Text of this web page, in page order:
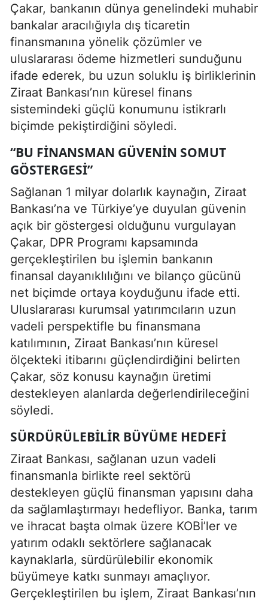
Çakar, bankanın dünya genelindeki muhabir
bankalar aracılığıyla dış ticaretin
finansmanına yönelik çözümler ve
uluslararası ödeme hizmetleri sunduğunu
ifade ederek, bu uzun soluklu iş birliklerinin
Ziraat Bankası’nın küresel finans
sistemindeki güçlü konumunu istikrarlı
biçimde pekiştirdiğini söyledi.
“BU FINANSMAN GÜVENIN SOMUT
GÖSTERGESI”
Sağlanan 1 milyar dolarlık kaynağın, Ziraat
Bankası’na ve Türkiye’ye duyulan güvenin
açık bir göstergesi olduğunu vurgulayan
Çakar, DPR Programı kapsamında
gerçekleştirilen bu işlemin bankanın
finansal dayanıklılığını ve bilanço gücünü
net biçimde ortaya koyduğunu ifade etti.
Uluslararası kurumsal yatırımcıların uzun
vadeli perspektifle bu finansmana
katılımının, Ziraat Bankası’nın küresel
ölçekteki itibarını güçlendirdiğini belirten
Çakar, söz konusu kaynağın üretimi
destekleyen alanlarda değerlendirileceğini
söyledi.
SÜRDÜRÜLEBILIR BÜYÜME HEDEFI
Ziraat Bankası, sağlanan uzun vadeli
finansmanla birlikte reel sektörü
destekleyen güçlü finansman yapısını daha
da sağlamlaştırmayı hedefliyor. Banka, tarım
ve ihracat başta olmak üzere KOBİ’ler ve
yatırım odaklı sektörlere sağlanacak
kaynaklarla, sürdürülebilir ekonomik
büyümeye katkı sunmayı amaçlıyor.
Gerçekleştirilen bu işlem, Ziraat Bankası’nın